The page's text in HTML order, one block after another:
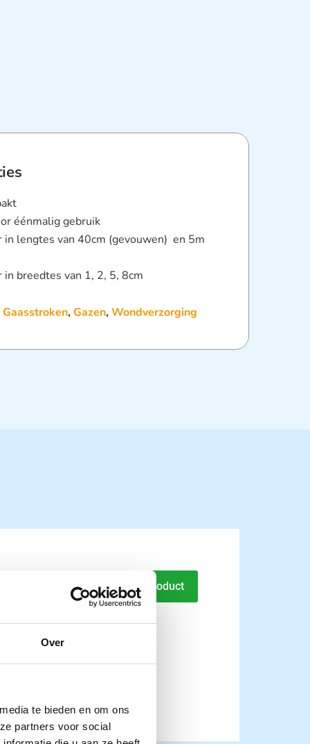
Over
te bieden en om ons
partners voor social
éénmalig gebruik
in lengtes van 40cm (gevouwen) en 5m
in breedtes van 1, 2, 5, 8cm
Gaasstroken,Gazen,Wondverzorging
Naar product
niet steriel